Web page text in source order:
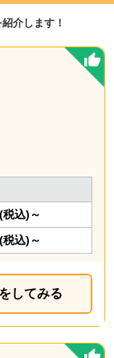
介します！
税込)～
税込)～
してみる